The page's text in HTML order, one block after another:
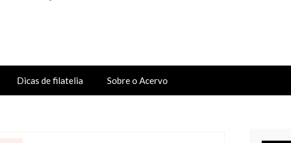
Dicas de filatelia Sobre o Acervo